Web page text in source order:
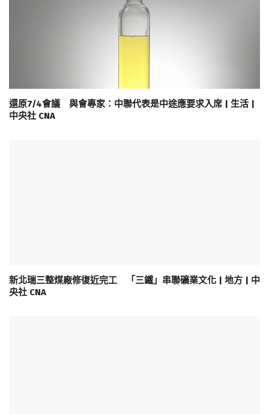
還原7/4會議 與會專家：中聯代表是中途應要求入席 | 生活 |
中央社 CNA
新北瑞三整煤廠修復近完工 「三鐵」串聯礦業文化 | 地方 | 中
央社 CNA